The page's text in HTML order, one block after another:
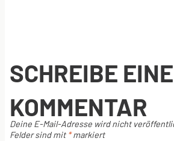
SCHREIBE
KOMMENTAR
Deine E-Mail-Adresse wird nicht
Felder sind mit *markiert